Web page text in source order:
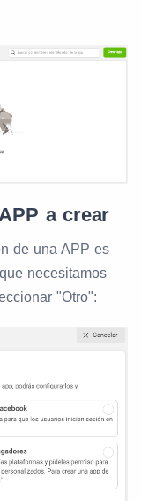
a crear
de una APP es
necesitamos
"Otro":